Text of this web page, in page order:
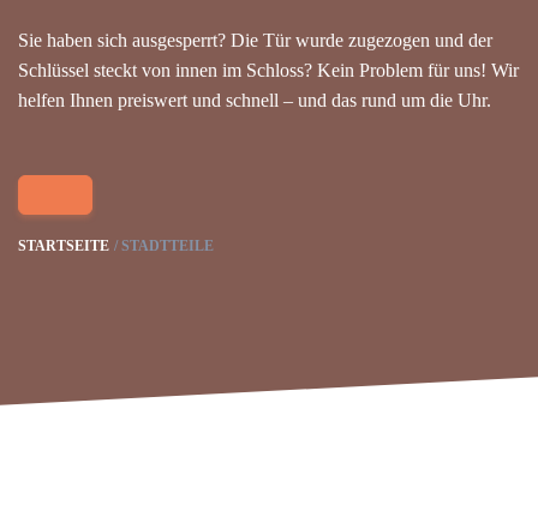
Sie haben sich ausgesperrt? Die Tür wurde zugezogen und der
Schlüssel steckt von innen im Schloss? Kein Problem für uns! Wir
helfen Ihnen preiswert und schnell – und das rund um die Uhr.
STARTSEITE STADTTEILE